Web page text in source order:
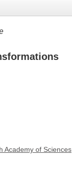
Academy of Sciences